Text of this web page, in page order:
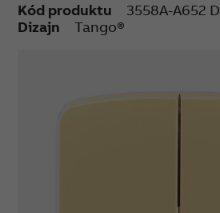
Kód produktu
3558A-A652 D
Dizajn
Tango®